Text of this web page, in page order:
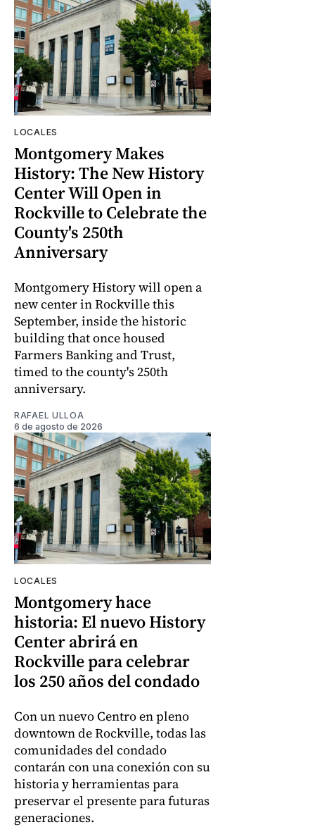
LOCALES
Montgomery Makes
History: The New History
Center Will Open in
Rockville to Celebrate the
County's 250th
Anniversary
Montgomery History will open a
new center in Rockville this
September, inside the historic
building that once housed
Farmers Banking and Trust,
timed to the county's 250th
anniversary.
RAFAEL ULLOA
6 de agosto de 2026
LOCALES
Montgomery hace
historia: El nuevo History
Center abrirá en
Rockville para celebrar
los 250 años del condado
Con un nuevo Centro en pleno
downtown de Rockville, todas las
comunidades del condado
contarán con una conexión con su
historia y herramientas para
preservar el presente para futuras
generaciones.